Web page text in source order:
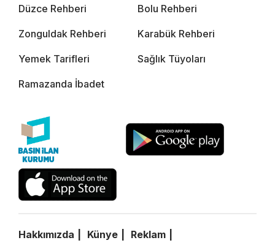
Düzce Rehberi Bolu Rehberi
Zonguldak Rehberi Karabük Rehberi
Yemek Tarifleri Sağlık Tüyoları
Ramazanda İbadet
Hakkımızda Künye
Reklam